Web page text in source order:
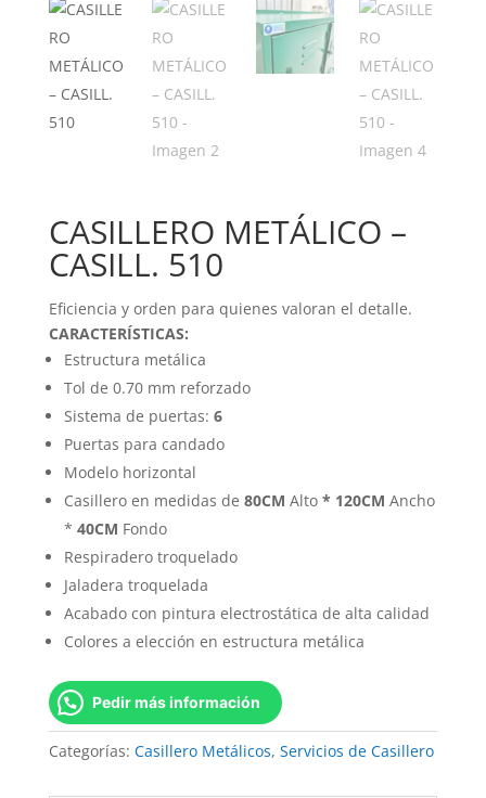
CASILLERO METÁLICO –
CASILL. 510
Eficiencia y orden para quienes valoran el detalle.
CARACTERÍSTICAS:
Estructura metálica
Tol de 0.70 mm reforzado
Sistema de puertas: 6
Puertas para candado
Modelo horizontal
Casillero en medidas de 80CM Alto * 120CM Ancho
* 40CM Fondo
Respiradero troquelado
Jaladera troquelada
Acabado con pintura electrostática de alta calidad
Colores a elección en estructura metálica
Pedir más información
Categorías: Casillero Metálicos, Servicios de Casillero